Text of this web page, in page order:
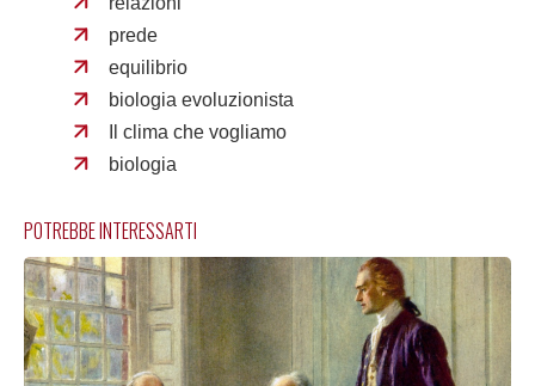
prede
equilibrio
biologia evoluzionista
Il clima che vogliamo
biologia
POTREBBE INTERESSARTI